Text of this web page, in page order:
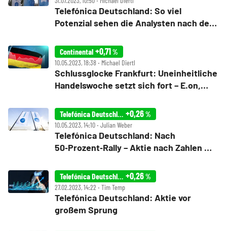
Telefónica Deutschland: So viel
Potenzial sehen die Analysten nach den
Continental +0,71%
10.05.2023, 18:38 ‧ Michael Diertl
Schlussglocke Frankfurt: Uneinheitliche
Handelswoche setzt sich fort – E.on,
Siemens Healthineers, Telefonica,
Evotec und Dürr im Fokus
Telefónica Deutschland +0,26%
10.05.2023, 14:10 ‧ Julian Weber
Telefónica Deutschland: Nach
50‑Prozent‑Rally – Aktie nach Zahlen mit
Telefónica Deutschland +0,26%
27.02.2023, 14:22 ‧ Tim Temp
Telefónica Deutschland: Aktie vor
großem Sprung